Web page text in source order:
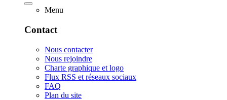
Menu
Contact
Nous contacter
Nous rejoindre
Charte graphique et logo
Flux RSS et réseaux sociaux
FAQ
Plan du site